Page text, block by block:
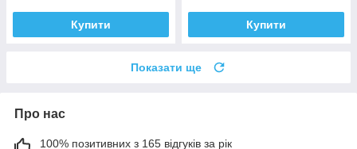
Купити Купити
Показати ще
Про нас
100% позитивних з 165 відгуків за рік